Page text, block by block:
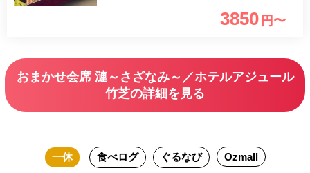
ヒーや紅茶などのドリンクバーも追加で
3850 円〜
おまかせ会席 漣～さざなみ～／ホテルアジュール
竹芝の詳細を見る
一休 食べログ ぐるなび Ozmall